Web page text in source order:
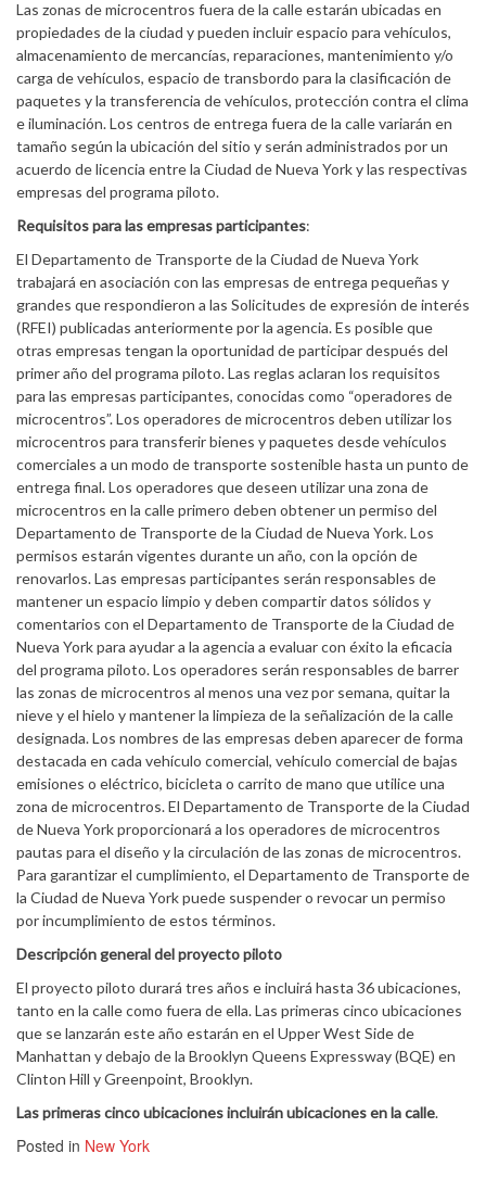
Las zonas de microcentros fuera de la calle estarán ubicadas en
propiedades de la ciudad y pueden incluir espacio para vehículos,
almacenamiento de mercancías, reparaciones, mantenimiento y/o
carga de vehículos, espacio de transbordo para la clasificación de
paquetes y la transferencia de vehículos, protección contra el clima
e iluminación. Los centros de entrega fuera de la calle variarán en
tamaño según la ubicación del sitio y serán administrados por un
acuerdo de licencia entre la Ciudad de Nueva York y las respectivas
empresas del programa piloto.
Requisitos para las empresas participantes:
El Departamento de Transporte de la Ciudad de Nueva York
trabajará en asociación con las empresas de entrega pequeñas y
grandes que respondieron a las Solicitudes de expresión de interés
(RFEI) publicadas anteriormente por la agencia. Es posible que
otras empresas tengan la oportunidad de participar después del
primer año del programa piloto. Las reglas aclaran los requisitos
para las empresas participantes, conocidas como “operadores de
microcentros”. Los operadores de microcentros deben utilizar los
microcentros para transferir bienes y paquetes desde vehículos
comerciales a un modo de transporte sostenible hasta un punto de
entrega final. Los operadores que deseen utilizar una zona de
microcentros en la calle primero deben obtener un permiso del
Departamento de Transporte de la Ciudad de Nueva York. Los
permisos estarán vigentes durante un año, con la opción de
renovarlos. Las empresas participantes serán responsables de
mantener un espacio limpio y deben compartir datos sólidos y
comentarios con el Departamento de Transporte de la Ciudad de
Nueva York para ayudar a la agencia a evaluar con éxito la eficacia
del programa piloto. Los operadores serán responsables de barrer
las zonas de microcentros al menos una vez por semana, quitar la
nieve y el hielo y mantener la limpieza de la señalización de la calle
designada. Los nombres de las empresas deben aparecer de forma
destacada en cada vehículo comercial, vehículo comercial de bajas
emisiones o eléctrico, bicicleta o carrito de mano que utilice una
zona de microcentros. El Departamento de Transporte de la Ciudad
de Nueva York proporcionará a los operadores de microcentros
pautas para el diseño y la circulación de las zonas de microcentros.
Para garantizar el cumplimiento, el Departamento de Transporte de
la Ciudad de Nueva York puede suspender o revocar un permiso
por incumplimiento de estos términos.
Descripción general del proyecto piloto
El proyecto piloto durará tres años e incluirá hasta 36 ubicaciones,
tanto en la calle como fuera de ella. Las primeras cinco ubicaciones
que se lanzarán este año estarán en el Upper West Side de
Manhattan y debajo de la Brooklyn Queens Expressway (BQE) en
Clinton Hill y Greenpoint, Brooklyn.
Las primeras cinco ubicaciones incluirán ubicaciones en la calle.
Posted in New York